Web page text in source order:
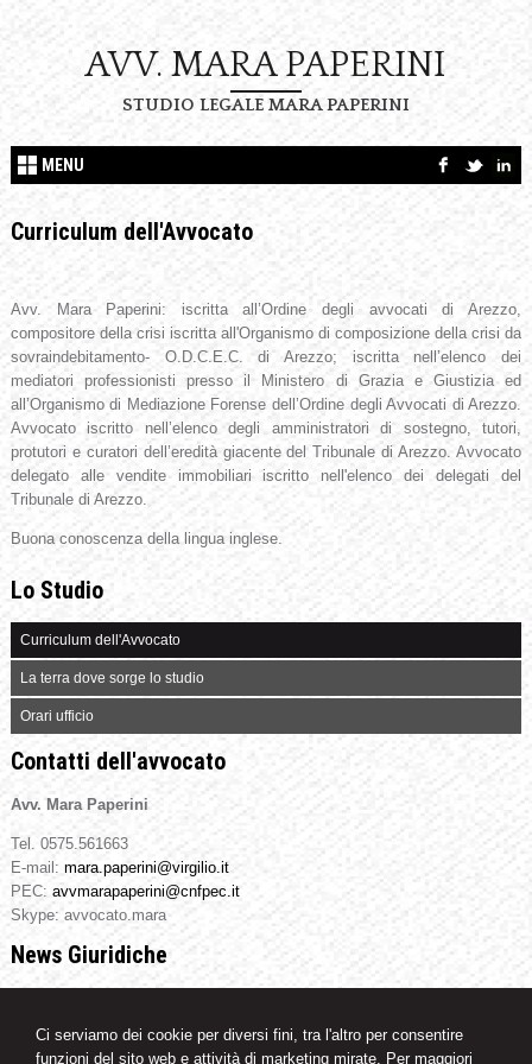
Ci serviamo dei cookie per diversi fini, tra l'altro per consentire
funzioni del sito web e attività di marketing mirate. Per maggiori
AVV. MARA PAPERINI
STUDIO LEGALE MARA PAPERINI
MENU
Curriculum dell'Avvocato
Avv. Mara Paperini: iscritta all’Ordine degli avvocati di Arezzo,
compositore della crisi iscritta all'Organismo di composizione della crisi da
sovraindebitamento- O.D.C.E.C. di Arezzo; iscritta nell’elenco dei
mediatori professionisti presso il Ministero di Grazia e Giustizia ed
all’Organismo di Mediazione Forense dell’Ordine degli Avvocati di Arezzo.
Avvocato iscritto nell’elenco degli amministratori di sostegno, tutori,
protutori e curatori dell’eredità giacente del Tribunale di Arezzo. Avvocato
delegato alle vendite immobiliari iscritto nell'elenco dei delegati del
Tribunale di Arezzo.
Buona conoscenza della lingua inglese.
Lo Studio
Curriculum dell'Avvocato
La terra dove sorge lo studio
Orari ufficio
Contatti dell'avvocato
Avv. Mara Paperini
Tel. 0575.561663
E-mail: mara.paperini@virgilio.it
PEC: avvmarapaperini@cnfpec.it
Skype: avvocato.mara
News Giuridiche
Italy